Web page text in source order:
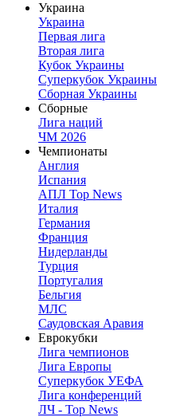
Украина
Украина
Первая лига
Вторая лига
Кубок Украины
Суперкубок Украины
Сборная Украины
Сборные
Лига наций
ЧМ 2026
Чемпионаты
Англия
Испания
АПЛ Top News
Италия
Германия
Франция
Нидерланды
Турция
Португалия
Бельгия
МЛС
Саудовская Аравия
Еврокубки
Лига чемпионов
Лига Европы
Суперкубок УЕФА
Лига конференций
ЛЧ - Top News